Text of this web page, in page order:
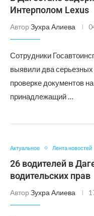
Интерполом Lexus
Автор Зухра Алиева
Сотрудники
выявили два
проверке документов
принадлежащий …
Актуальное Лента новостей
26 водителей в
водительских прав
Автор Зухра Алиева